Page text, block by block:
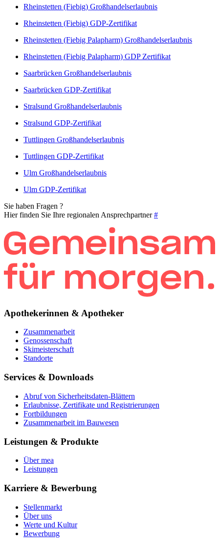
Rheinstetten (Fiebig) Großhandelserlaubnis
Rheinstetten (Fiebig) GDP-Zertifikat
Rheinstetten (Fiebig Palapharm) Großhandelserlaubnis
Rheinstetten (Fiebig Palapharm) GDP Zertifikat
Saarbrücken Großhandelserlaubnis
Saarbrücken GDP-Zertifikat
Stralsund Großhandelserlaubnis
Stralsund GDP-Zertifikat
Tuttlingen Großhandelserlaubnis
Tuttlingen GDP-Zertifikat
Ulm Großhandelserlaubnis
Ulm GDP-Zertifikat
Sie haben Fragen ?
Hier finden Sie Ihre regionalen Ansprechpartner#
Apothekerinnen & Apotheker
Zusammenarbeit
Genossenschaft
Skimeisterschaft
Standorte
Services & Downloads
Abruf von Sicherheitsdaten-Blättern
Erlaubnisse, Zertifikate und Registrierungen
Fortbildungen
Zusammenarbeit im Bauwesen
Leistungen & Produkte
Über mea
Leistungen
Karriere & Bewerbung
Stellenmarkt
Über uns
Werte und Kultur
Bewerbung